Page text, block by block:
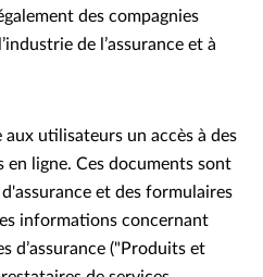
des compagnies
de l’assurance et à
aux utilisateurs un accès à des
ligne. Ces documents sont
et des formulaires
informations concernant
d’assurance ("Produits et